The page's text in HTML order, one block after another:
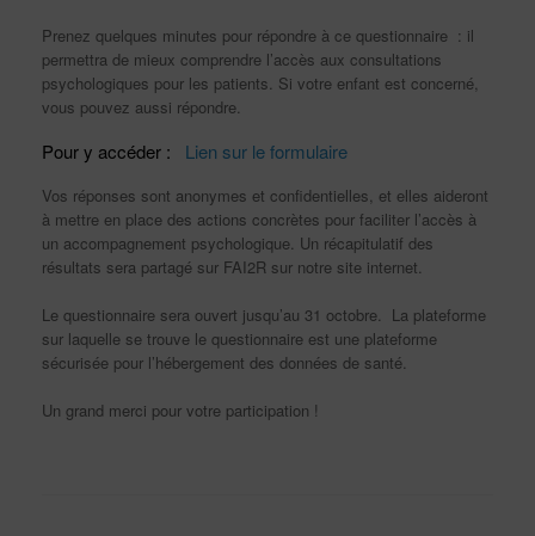
Prenez quelques minutes pour répondre à ce questionnaire : il
permettra de mieux comprendre l’accès aux consultations
psychologiques pour les patients. Si votre enfant est concerné,
vous pouvez aussi répondre.
Pour y accéder : Lien sur le formulaire
Vos réponses sont anonymes et confidentielles, et elles aideront
à mettre en place des actions concrètes pour faciliter l’accès à
un accompagnement psychologique. Un récapitulatif des
résultats sera partagé sur FAI2R sur notre site internet.
Le questionnaire sera ouvert jusqu’au 31 octobre. La plateforme
sur laquelle se trouve le questionnaire est une plateforme
sécurisée pour l’hébergement des données de santé.
Un grand merci pour votre participation !